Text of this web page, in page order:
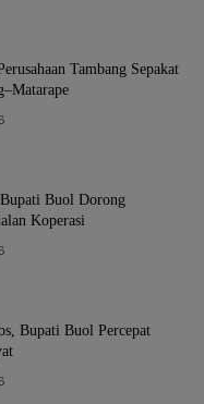
Tambang Sepakat
Buol Dorong
Koperasi
Bupati Buol Percepat